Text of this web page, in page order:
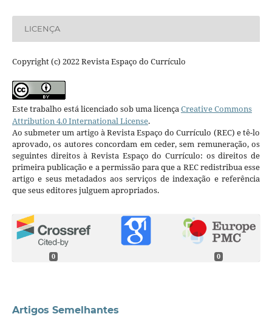
LICENÇA
Copyright (c) 2022 Revista Espaço do Currículo
Este trabalho está licenciado sob uma licença Creative Commons
Attribution 4.0 International License.
Ao submeter um artigo à Revista Espaço do Currículo (REC) e tê-lo
aprovado, os autores concordam em ceder, sem remuneração, os
seguintes direitos à Revista Espaço do Currículo: os direitos de
primeira publicação e a permissão para que a REC redistribua esse
artigo e seus metadados aos serviços de indexação e referência
que seus editores julguem apropriados.
0 0
Artigos Semelhantes